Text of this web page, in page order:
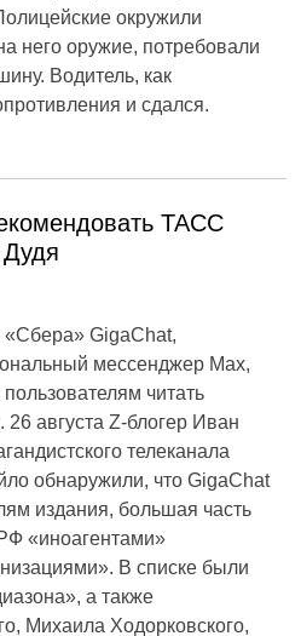
окружили
него оружие, потребовали
Водитель, как
и сдался.
ТАСС
«Сбера» GigaChat,
мессенджер Max,
читать
26 августа Z-блогер Иван
телеканала
обнаружили, что GigaChat
издания, большая часть
«иноагентами»
В списке были
а также
Михаила Ходорковского,